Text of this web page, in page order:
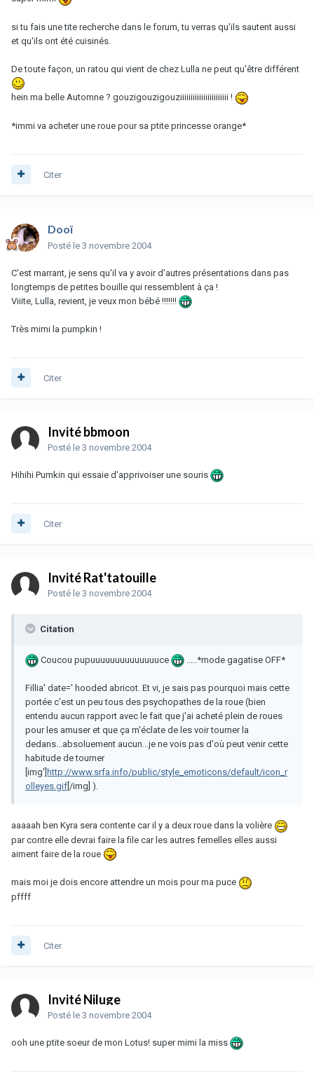
si tu fais une tite recherche dans le forum, tu verras qu'ils sautent aussi
et qu'ils ont été cuisinés.
De toute façon, un ratou qui vient de chez Lulla ne peut qu'être différent
hein ma belle Automne ? gouzigouzigouziiiiiiiiiiiiiiiiiiiiiii !
*immi va acheter une roue pour sa ptite princesse orange*
Citer
Dooï
Posté le 3 novembre 2004
C'est marrant, je sens qu'il va y avoir d'autres présentations dans pas
longtemps de petites bouille qui ressemblent à ça !
Viiite, Lulla, revient, je veux mon bébé !!!!!!!
Très mimi la pumpkin !
Citer
Invité bbmoon
Posté le 3 novembre 2004
Hihihi Pumkin qui essaie d'apprivoiser une souris
Citer
Invité Rat'tatouille
Posté le 3 novembre 2004
Citation
Coucou pupuuuuuuuuuuuuuuce .....*mode gagatise OFF*
Fillia' date=' hooded abricot. Et vi, je sais pas pourquoi mais cette
portée c'est un peu tous des psychopathes de la roue (bien
entendu aucun rapport avec le fait que j'ai acheté plein de roues
pour les amuser et que ça m'éclate de les voir tourner la
dedans...absoluement aucun...je ne vois pas d'où peut venir cette
habitude de tourner
[img'] http://www.srfa.info/public/style_emoticons/default/icon_r
olleyes.gif [/img] ).
aaaaah ben Kyra sera contente car il y a deux roue dans la volière
par contre elle devrai faire la file car les autres femelles elles aussi
aiment faire de la roue
mais moi je dois encore attendre un mois pour ma puce
pffff
Citer
Invité Niluge
Posté le 3 novembre 2004
ooh une ptite soeur de mon Lotus! super mimi la miss